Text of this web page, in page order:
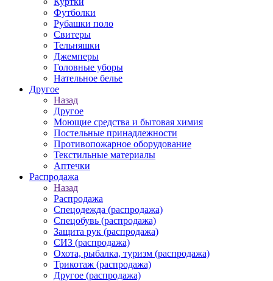
Футболки
Рубашки поло
Свитеры
Тельняшки
Джемперы
Головные уборы
Нательное белье
Другое
Назад
Другое
Моющие средства и бытовая химия
Постельные принадлежности
Противопожарное оборудование
Текстильные материалы
Аптечки
Распродажа
Назад
Распродажа
Спецодежда (распродажа)
Спецобувь (распродажа)
Защита рук (распродажа)
СИЗ (распродажа)
Охота, рыбалка, туризм (распродажа)
Трикотаж (распродажа)
Другое (распродажа)